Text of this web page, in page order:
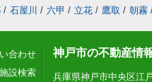
/ 石屋川 / 六甲 / 立花 / 鷹取 / 朝霧
合わせ
設検索
神戸市の不動産情
兵庫県神戸市中央区江